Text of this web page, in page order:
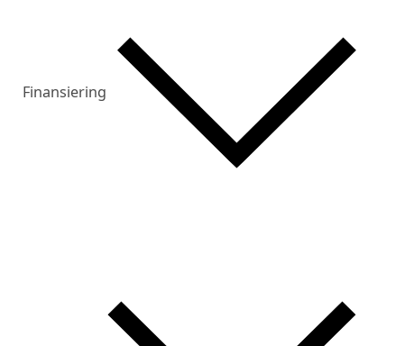
Finansiering